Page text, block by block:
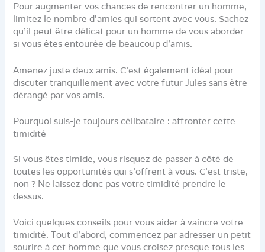
Pour augmenter vos chances de rencontrer un homme,
limitez le nombre d’amies qui sortent avec vous. Sachez
qu’il peut être délicat pour un homme de vous aborder
si vous êtes entourée de beaucoup d’amis.
Amenez juste deux amis. C’est également idéal pour
discuter tranquillement avec votre futur Jules sans être
dérangé par vos amis.
Pourquoi suis-je toujours célibataire : affronter cette
timidité
Si vous êtes timide, vous risquez de passer à côté de
toutes les opportunités qui s’offrent à vous. C’est triste,
non ? Ne laissez donc pas votre timidité prendre le
dessus.
Voici quelques conseils pour vous aider à vaincre votre
timidité. Tout d’abord, commencez par adresser un petit
sourire à cet homme que vous croisez presque tous les